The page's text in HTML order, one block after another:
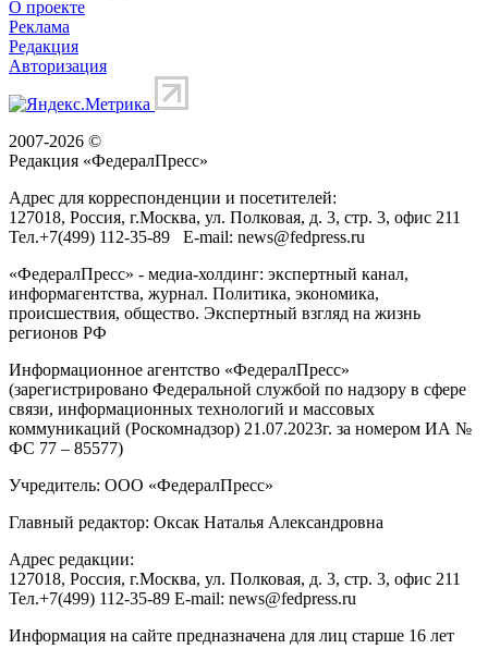
О проекте
Реклама
Редакция
Авторизация
2007-2026 ©
Редакция «ФедералПресс»
Адрес для корреспонденции и посетителей:
127018, Россия, г.Москва, ул. Полковая, д. 3, стр. 3, офис 211
Тел.+7(499) 112-35-89 E-mail: news@fedpress.ru
«ФедералПресс» - медиа-холдинг: экспертный канал,
информагентства, журнал. Политика, экономика,
происшествия, общество. Экспертный взгляд на жизнь
регионов РФ
Информационное агентство «ФедералПресс»
(зарегистрировано Федеральной службой по надзору в сфере
связи, информационных технологий и массовых
коммуникаций (Роскомнадзор) 21.07.2023г. за номером ИА №
ФС 77 – 85577)
Учредитель: ООО «ФедералПресс»
Главный редактор: Оксак Наталья Александровна
Адрес редакции:
127018, Россия, г.Москва, ул. Полковая, д. 3, стр. 3, офис 211
Тел.+7(499) 112-35-89 E-mail: news@fedpress.ru
Информация на сайте предназначена для лиц старше 16 лет